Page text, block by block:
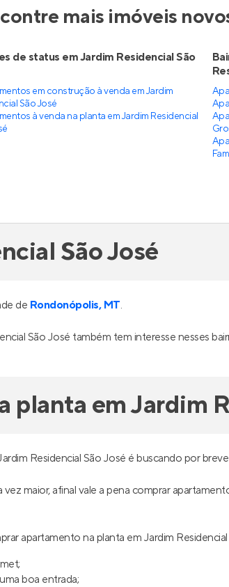
mais imóveis
de status em Jardim Residencial São
em construção à venda em Jardim
São José
à venda na planta em Jardim Residencial
São José
de Rondonópolis, MT.
São José também tem interesse nesses
planta em Jardim
Residencial São José é buscando por
maior, afinal vale a pena comprar
apartamento na planta em Jardim
boa entrada;